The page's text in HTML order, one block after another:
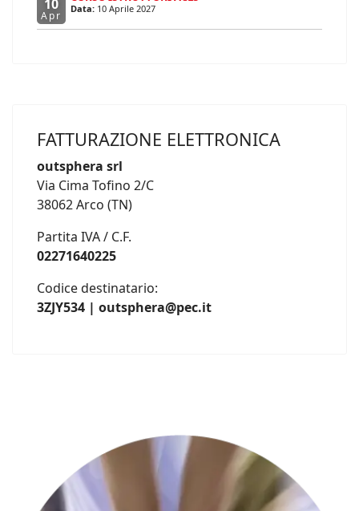
10
Apr Data: 10 Aprile 2027
FATTURAZIONE ELETTRONICA
outsphera srl
Via Cima Tofino 2/C
38062 Arco (TN)
Partita IVA / C.F.
02271640225
Codice destinatario:
3ZJY534 | outsphera@pec.it